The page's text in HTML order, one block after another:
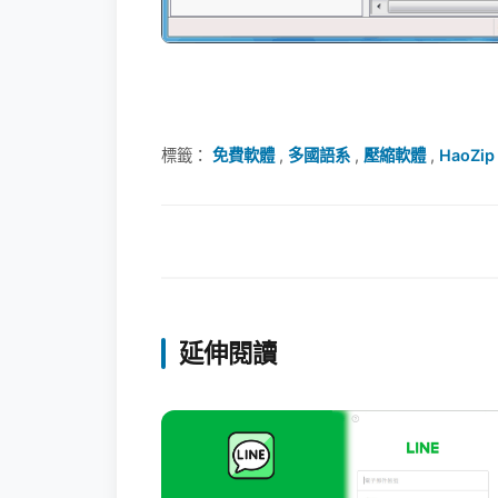
標籤： 免費軟體, 多國語系 , 壓縮軟體, HaoZip
延伸閱讀